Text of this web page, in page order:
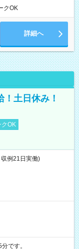
上記の時間
務となります）
クOK
詳細へ
土日休み！
クOK
例21日実働)
分です。